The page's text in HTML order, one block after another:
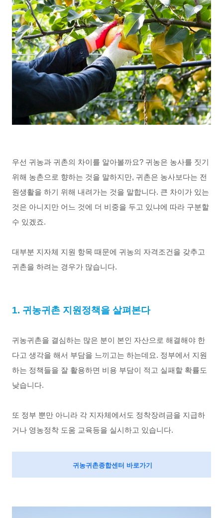
우선 귀농과 귀촌의 차이를 알아볼까요? 귀농은 농사를 짓기
위해 농촌으로 향하는 것을 말하지만, 귀촌은 농사보다는 전
원생활을 하기 위해 내려가는 것을 말합니다. 큰 차이가 있는
것은 아니지만 어느 것에 더 비중을 두고 있냐에 따라 구분할
수 있겠죠.
대부분 지자체 지원 항목 때문에 귀농의 자격조건을 갖추고
귀촌을 하려는 경우가 많습니다.
1. 귀농귀촌 지원정책을 살펴본다
귀농귀촌을 결심하는 많은 분이 본인 자산으로 해결해야 한
다고 생각을 해서 부담을 느끼고는 하는데요. 정부에서 지원
하는 정책들을 잘 활용하면 비용 부담이 적고 실패할 확률도
낮습니다.
또 정부 뿐만 아니라 각 지자체에서도 정착장려금을 지급하
거나 영농정착 도움 교육등을 실시하고 있습니다.
귀농귀촌종합센터 바로가기